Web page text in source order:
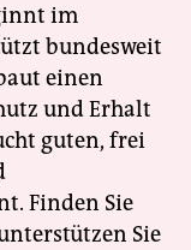
im
bundesweit
einen
und Erhalt
guten, frei
Finden Sie
Sie